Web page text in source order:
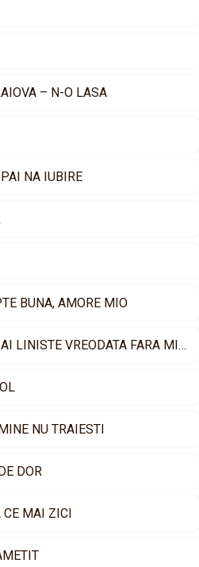
– N-O LASA
NA IUBIRE
BUNA, AMORE MIO
ASU SI LUNNA – SA N-AI LINISTE VREODATA FARA MINE
NU TRAIESTI
DOR
MAI ZICI